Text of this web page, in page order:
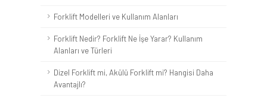
Forklift Modelleri ve Kullanım Alanları
Forklift Nedir? Forklift Ne İşe Yarar? Kullanım
Alanları ve Türleri
Dizel Forklift mi, Akülü Forklift mi? Hangisi Daha
Avantajlı?